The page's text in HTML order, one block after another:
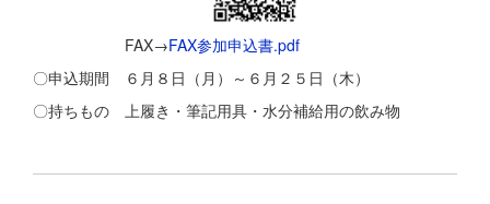
FAX→FAX参加申込書.pdf
〇申込期間 ６月８日（月）～６月２５日（木）
〇持ちもの 上履き・筆記用具・水分補給用の飲み物